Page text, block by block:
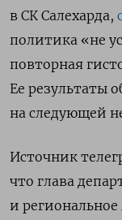
в СК Салехарда,
политика «не
повторная
Ее результаты
на следующей
Источник
что глава
и